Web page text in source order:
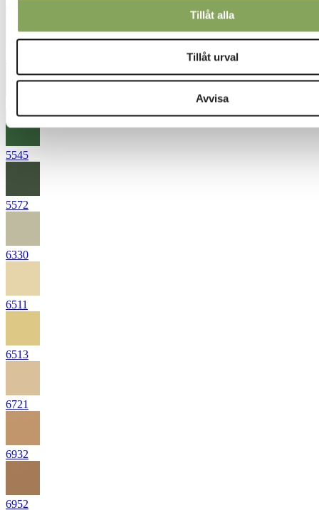
Tillåt alla
Tillåt urval
Avvisa
5545
5572
6330
6511
6513
6721
6932
6952